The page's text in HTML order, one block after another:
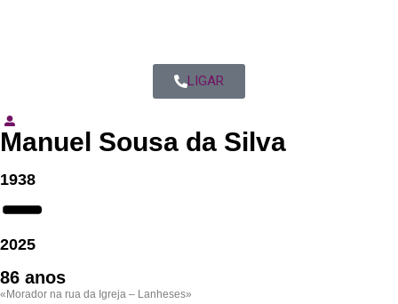
LIGAR
Manuel Sousa da Silva
1938
2025
86 anos
«Morador na rua da Igreja – Lanheses»